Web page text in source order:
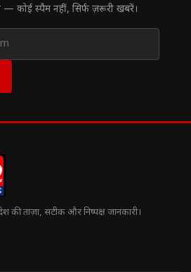
कोई स्पैम नहीं, सिर्फ ज़रूरी खबरें।
ताज़ा, सटीक और निष्पक्ष जानकारी।